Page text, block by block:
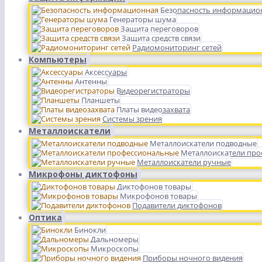
Безопасность
Генераторы шума
Защита переговоров
Защита средств связи
Радиомониторинг сетей
Компьютеры
Аксессуары
Антенны
Видеорегистраторы
Планшеты
Платы видеозахвата
Системы зрения
Металлоискатели
Металлоискатели подводные
Металлоискатели
Металлоискатели ручные
Микрофоны диктофоны
Диктофонов товары
Микрофонов товары
Подавители диктофонов
Оптика
Бинокли
Дальномеры
Микроскопы
Приборы ночного видения